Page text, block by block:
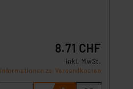
8.71 CHF
inkl. MwSt.
Informationen zu Versandkosten